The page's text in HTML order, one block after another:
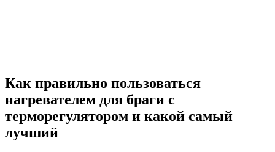
Как правильно пользоваться
нагревателем для браги с
терморегулятором и какой самый
лучший